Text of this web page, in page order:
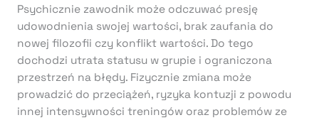
Psychicznie zawodnik może odczuwać presję
udowodnienia swojej wartości, brak zaufania do
nowej filozofii czy konflikt wartości. Do tego
dochodzi utrata statusu w grupie i ograniczona
przestrzeń na błędy. Fizycznie zmiana może
prowadzić do przeciążeń, ryzyka kontuzji z powodu
innej intensywności treningów oraz problemów ze